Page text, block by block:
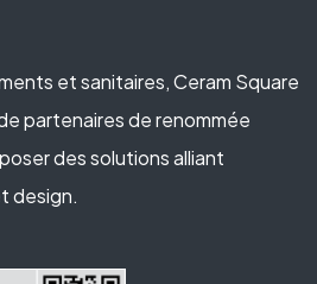
et sanitaires, Ceram Square
partenaires de renommée
des solutions alliant
design.